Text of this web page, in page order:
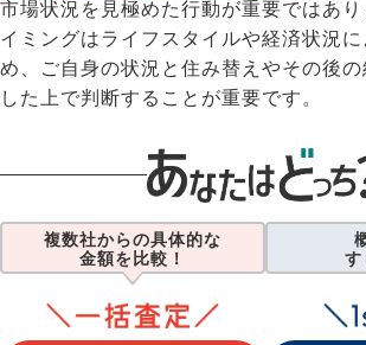
市場状況を見極めた行動が重要ではあ
イミングはライフスタイルや経済状況
め、ご自身の状況と住み替えやその後
した上で判断することが重要です。
複数社からの具体的な
金額を比較！
す